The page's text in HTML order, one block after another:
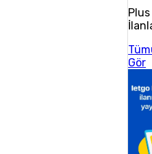
Plus
Gör